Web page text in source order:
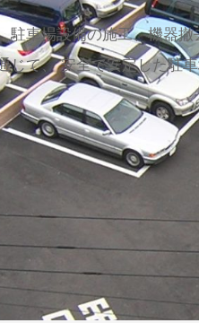
駐車場設備の施工、機器
じて、 安全で安定した駐車